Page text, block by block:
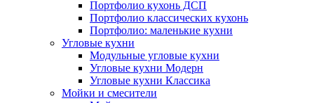
Портфолио кухонь ДСП
Портфолио классических кухонь
Портфолио: маленькие кухни
Угловые кухни
Модульные угловые кухни
Угловые кухни Модерн
Угловые кухни Классика
Мойки и смесители